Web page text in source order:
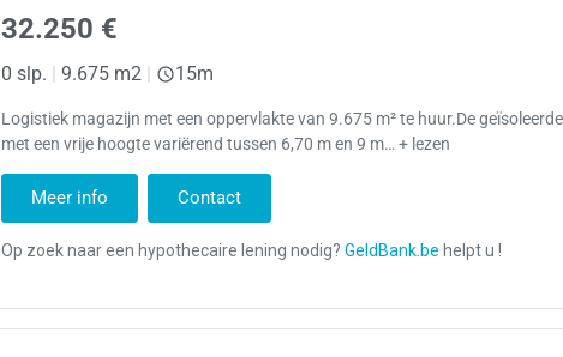
32.250 €
0 slp. 9.675 m2 15m
Logistiek magazijn met een oppervlakte van 9.675 m² te huur.De
met een vrije hoogte variërend tussen 6,70 m en 9 m… + lezen
Meer info Contact